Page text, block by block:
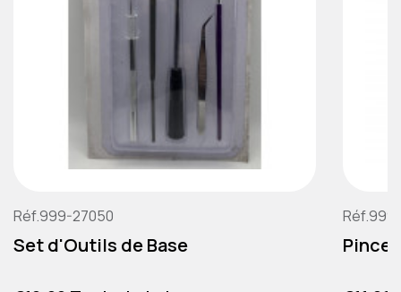
Réf.999-27050
Set d'Outils de Base Pince